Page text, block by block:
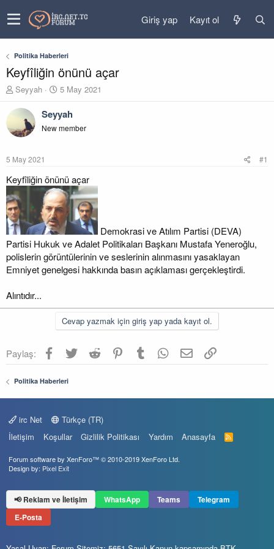
Giriş yap Kayıt ol
Politika Haberleri
Keyfîliğin önünü açar
K
n
y
b
a
ş
l
a
t
a
n
Seyyah
B
ş
l
a
ç
t
a
r
i
h
5 May 2021
Seyyah
New member
5 May 2021 #1
Keyfîliğin önünü açar
Demokrasi ve Atılım Partisi (DEVA)
Partisi Hukuk ve Adalet Politikaları Başkanı Mustafa Yeneroğlu,
polislerin görüntülerinin ve seslerinin alınmasını yasaklayan
Emniyet genelgesi hakkında basın açıklaması gerçekleştirdi.
Alıntıdır...
Cevap yazmak için giriş yap yada kayıt ol.
Paylaş: Facebook
TwitterReddit PinterestTumblr WhatsApp
E-postaLink
Politika Haberleri
irc Net
Türkçe (TR)
İletişim
Koşullar Gizlilik Politikası Yardım Anasayfa
R
S
Forum software by XenForo™© 2010-2019 XenForo Ltd.
Design by: Pixel Exit
📢 Reklam ve İletişim WhatsApp Teams
Telegram
E-Posta